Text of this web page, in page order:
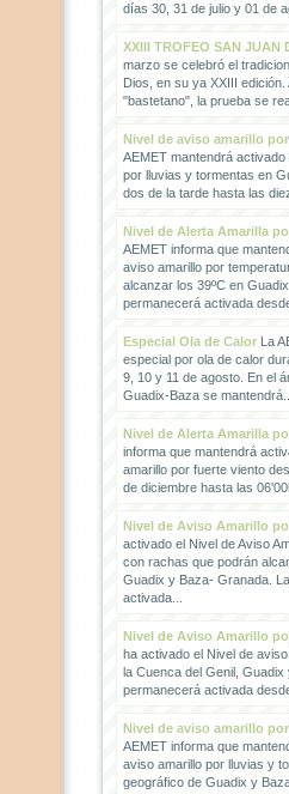
días 30, 31 de julio y 01 de
XXIII TROFEO SAN JUAN
marzo se celebró el
Dios, en su ya XXIII edición.
"bastetano", la prueba se
Nivel de aviso amarillo
AEMET mantendrá
por lluvias y tormentas en
dos de la tarde hasta las
Nivel de Alerta Amarilla
AEMET informa que
aviso amarillo por
alcanzar los 39ºC en
permanecerá activada
Especial Ola de CalorLa
especial por ola de calor
9, 10 y 11 de agosto. En el
Guadix-Baza se mantendrá...
Nivel de Alerta Amarilla
informa que mantendrá
amarillo por fuerte viento
de diciembre hasta las
Nivel de Aviso Amarillo
activado el Nivel de Aviso
con rachas que podrán
Guadix y Baza- Granada.
activada...
Nivel de Aviso Amarillo
ha activado el Nivel de
la Cuenca del Genil, Guadix
permanecerá activada
Nivel de aviso amarillo
AEMET informa que
aviso amarillo por lluvias y
geográfico de Guadix y